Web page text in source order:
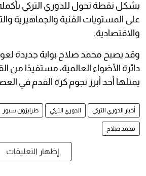
يشكل نقطة تحول للدوري التركي
على المستويات الفنية والجماهيرية
والاقتصادية.
وقد يصبح محمد صلاح بوابة جديدة
دائرة الأضواء العالمية، مستفيدًا من
يمثلها أحد أبرز نجوم كرة القدم في
أخبار الدوري التركي الدوري التركي طرابزون سبور
محمد صلاح
إظهار التعليقات